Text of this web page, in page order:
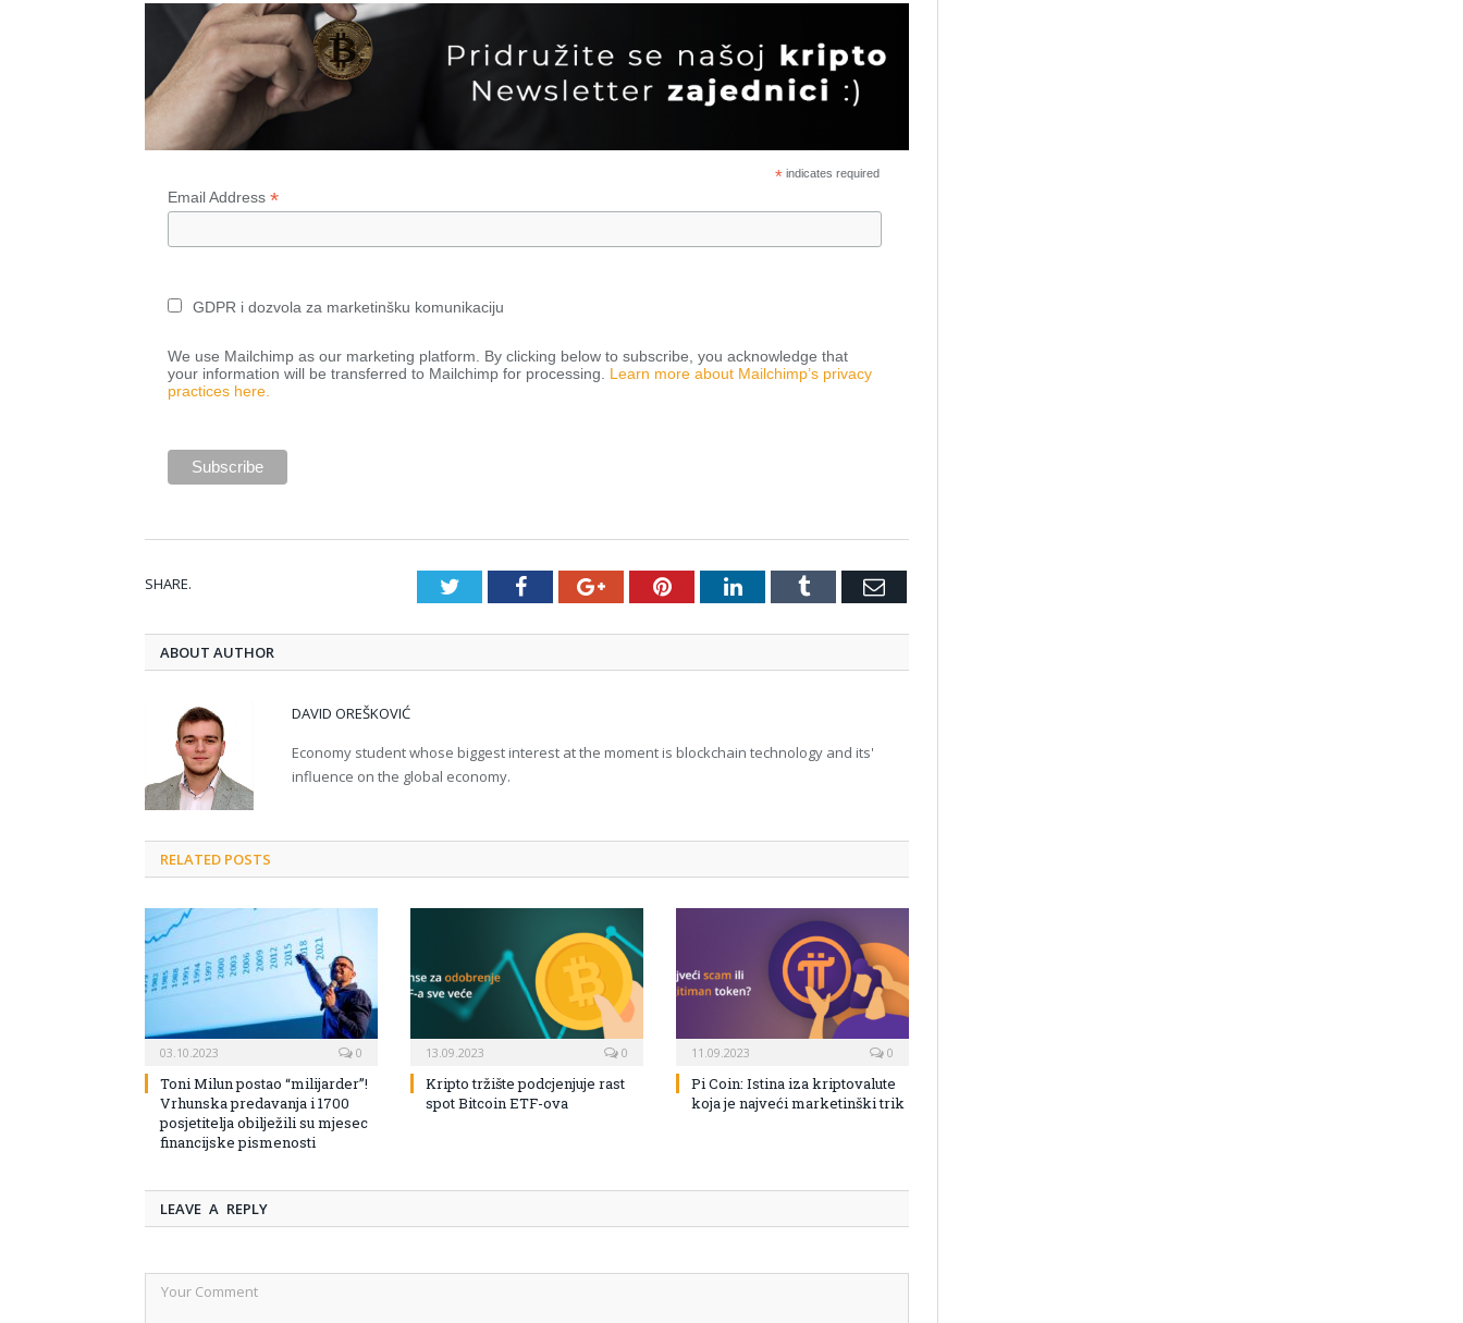
*indicates required
Email Address*
GDPR i dozvola za marketinšku komunikaciju
We use Mailchimp as our marketing platform. By clicking below to subscribe, you acknowledge that
your information will be transferred to Mailchimp for processing. Learn more about Mailchimp’s privacy
practices here.
SHARE. TwitterFacebookGoogle+PinterestLinkedInTumblr Email
ABOUT AUTHOR
DAVID OREŠKOVIĆ
Economy student whose biggest interest at the moment is blockchain technology and its'
influence on the global economy.
RELATED POSTS
03.10.2023 0
Toni Milun postao “milijarder”!
Vrhunska predavanja i 1700
posjetitelja obilježili su mjesec
financijske pismenosti
13.09.2023 0
Kripto tržište podcjenjuje rast
spot Bitcoin ETF-ova
11.09.2023 0
Pi Coin: Istina iza kriptovalute
koja je najveći marketinški trik
LEAVE A REPLY